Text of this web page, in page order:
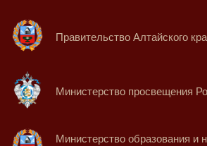
Правительство Алтайского
Министерство просвещения
Министерство образования и